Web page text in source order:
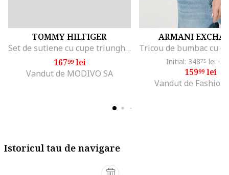
TOMMY HILFIGER
Set de sutiene cu cupe triunghiulare si detaliu logo - 3 perechi, Alb/Negru/Gri melange
16799lei
Vandut de MODIVO SA
ARMANI
Initial: 34875 lei -
15999lei
Vandut de Fashion
Istoricul tau de navigare